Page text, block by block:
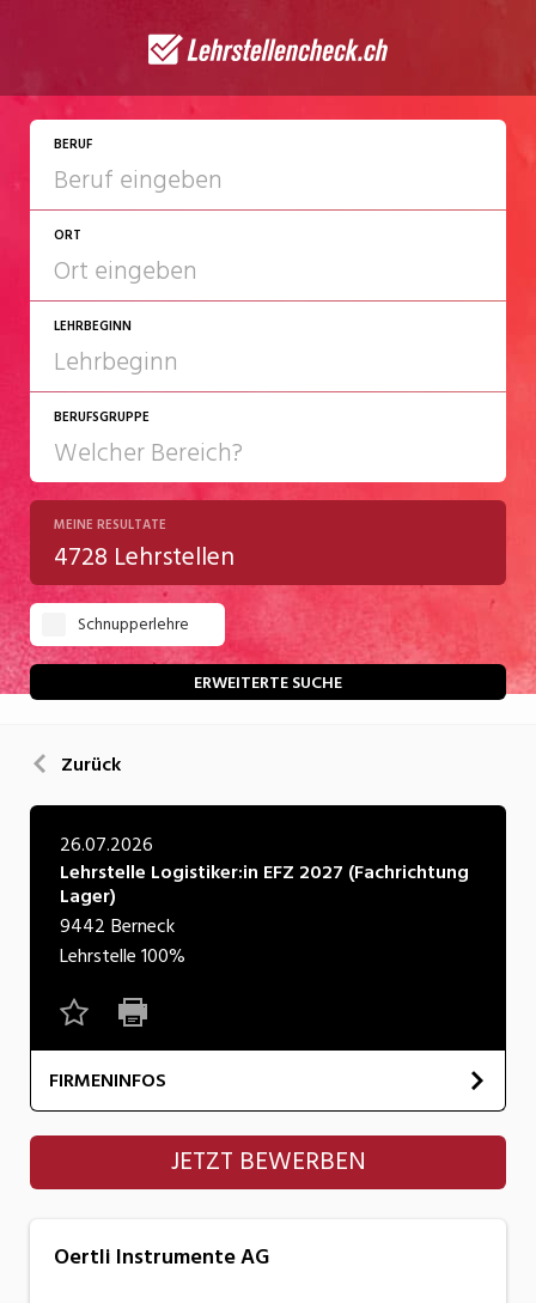
BERUF
ORT
LEHRBEGINN
2027
2028
BERUFSGRUPPE
Chemie/Pharma
Gastgewerbe
Gesundheit/Pflege/Soziales
Handwerk/Technik
Kultur
Natur
Verkehr/Logistik
Wirtschaft/Verwaltung
MEINE RESULTATE
4728 Lehrstellen
Schnupperlehre
ERWEITERTE SUCHE
Zurück
26.07.2026
Lehrstelle Logistiker:in EFZ 2027 (Fachrichtung
Lager)
9442 Berneck
Lehrstelle100%
FIRMENINFOS
Oertli Instrumente AG
JETZT BEWERBEN
Oertli Instrumente AG